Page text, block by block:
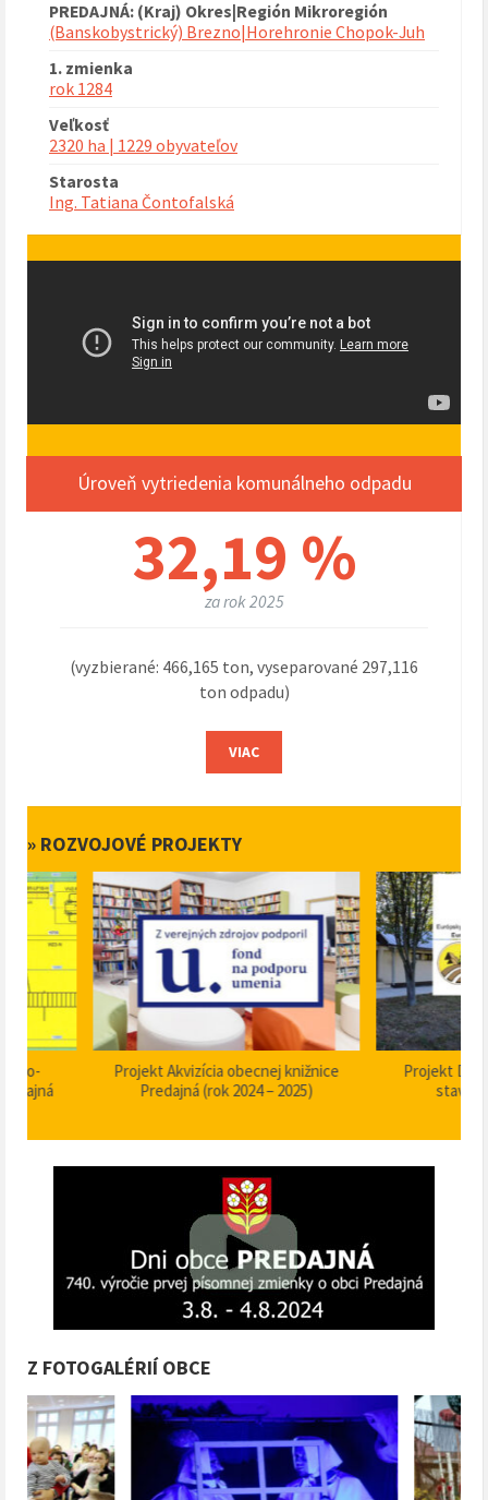
PREDAJNÁ: (Kraj) Okres|Región Mikroregión
(Banskobystrický) Brezno|Horehronie Chopok-Juh
1. zmienka
rok 1284
Veľkosť
2320 ha | 1229 obyvateľov
Starosta
Ing. Tatiana Čontofalská
Úroveň vytriedenia komunálneho odpadu
32,19 %
za rok 2025
(vyzbierané: 466,165 ton, vyseparované 297,116
ton odpadu)
VIAC
» ROZVOJOVÉ PROJEKTY
Projekt Akvizícia obecnej knižnice
Predajná (rok 2024 – 2025)
Projekt Dom smútku
stavebné úpravy
Z FOTOGALÉRIÍ OBCE